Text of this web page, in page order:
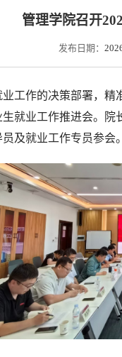
管理学院召开
发布日期：
工作的决策部署，精
就业工作推进会。
及就业工作专员参会。